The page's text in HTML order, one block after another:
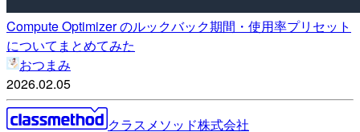
Compute Optimizer のルックバック期間・使用率プリセット
についてまとめてみた
おつまみ
2026.02.05
クラスメソッド株式会社